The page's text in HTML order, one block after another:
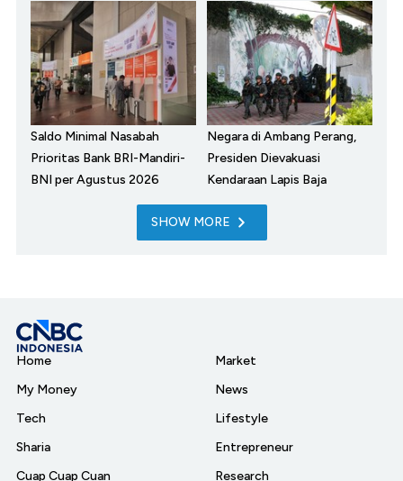
Saldo Minimal Nasabah
Prioritas Bank BRI-Mandiri-
BNI per Agustus 2026
Negara di Ambang Perang,
Presiden Dievakuasi
Kendaraan Lapis Baja
SHOW MORE
Home
My Money
Tech
Sharia
Cuap Cuap Cuan
Market
News
Lifestyle
Entrepreneur
Research